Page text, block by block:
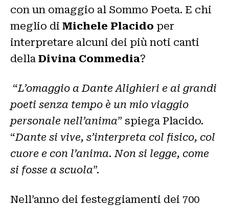
con un omaggio al Sommo Poeta. E chi
meglio di Michele Placido per
interpretare alcuni dei più noti canti
della Divina Commedia?
“L’omaggio a Dante Alighieri e ai grandi
poeti senza tempo è un mio viaggio
personale nell’anima” spiega Placido.
“Dante si vive, s’interpreta col fisico, col
cuore e con l’anima. Non si legge, come
si fosse a scuola”.
Nell’anno dei festeggiamenti dei 700